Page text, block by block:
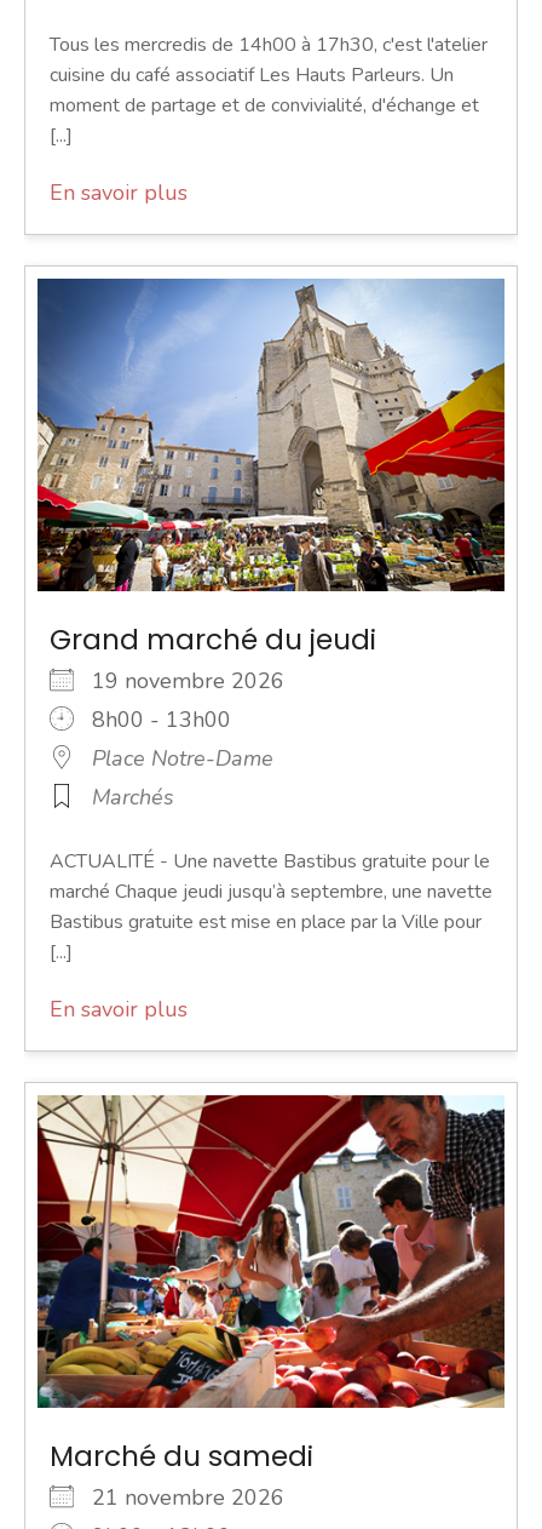
Tous les mercredis de 14h00 à 17h30, c'est l'atelier
cuisine du café associatif Les Hauts Parleurs. Un
moment de partage et de convivialité, d'échange et
[...]
En savoir plus
Grand marché du jeudi
19 novembre 2026
8h00 - 13h00
Place Notre-Dame
Marchés
ACTUALITÉ - Une navette Bastibus gratuite pour le
marché Chaque jeudi jusqu’à septembre, une navette
Bastibus gratuite est mise en place par la Ville pour
[...]
En savoir plus
Marché du samedi
21 novembre 2026